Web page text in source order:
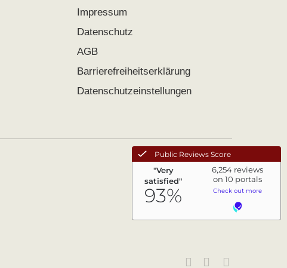
Impressum
Datenschutz
AGB
Barrierefreiheitserklärung
Datenschutzeinstellungen